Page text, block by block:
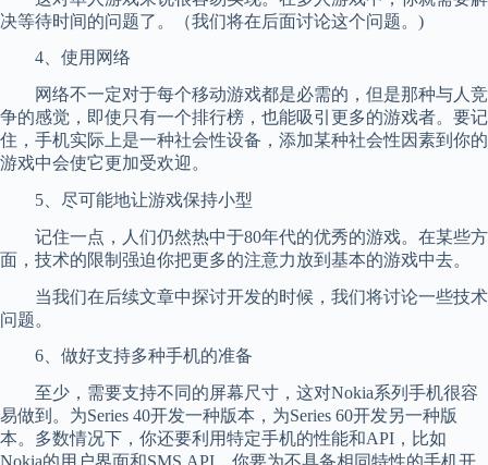
决等待时间的问题了。（我们将在后面讨论这个问题。)
4、使用网络
网络不一定对于每个移动游戏都是必需的，但是那种与人竞
争的感觉，即使只有一个排行榜，也能吸引更多的游戏者。要记
住，手机实际上是一种社会性设备，添加某种社会性因素到你的
游戏中会使它更加受欢迎。
5、尽可能地让游戏保持小型
记住一点，人们仍然热中于80年代的优秀的游戏。在某些方
面，技术的限制强迫你把更多的注意力放到基本的游戏中去。
当我们在后续文章中探讨开发的时候，我们将讨论一些技术
问题。
6、做好支持多种手机的准备
至少，需要支持不同的屏幕尺寸，这对Nokia系列手机很容
易做到。为Series 40开发一种版本，为Series 60开发另一种版
本。多数情况下，你还要利用特定手机的性能和API，比如